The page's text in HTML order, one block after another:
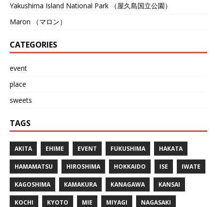
Yakushima Island National Park （屋久島国立公園）
Maron （マロン）
CATEGORIES
event
place
sweets
TAGS
AKITA EHIME EVENT FUKUSHIMA HAKATA
HAMAMATSU HIROSHIMA HOKKAIDO ISE IWATE
KAGOSHIMA KAMAKURA KANAGAWA KANSAI
KOCHI KYOTO MIE MIYAGI NAGASAKI